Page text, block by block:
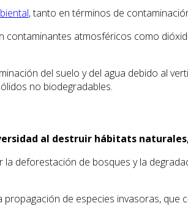
, tanto en términos de
atmosféricos como
del suelo y del agua debido al
no biodegradables.
al destruir hábitats
deforestación de bosques y la
de especies invasoras,